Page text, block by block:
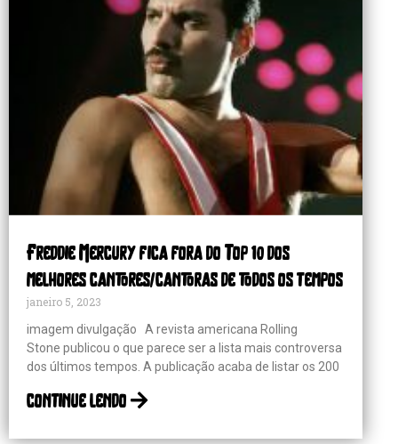
Freddie Mercury fica fora do Top 10 dos
melhores cantores/cantoras de todos os tempos
janeiro 5, 2023
imagem divulgação A revista americana Rolling
Stone publicou o que parece ser a lista mais controversa
dos últimos tempos. A publicação acaba de listar os 200
continue lendo